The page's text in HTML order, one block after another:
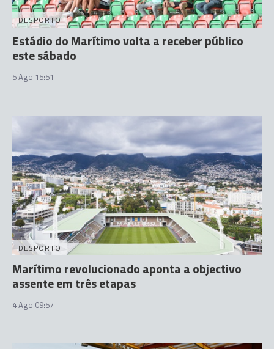
DESPORTO
Estádio do Marítimo volta a receber público
este sábado
5 Ago 15:51
DESPORTO
Marítimo revolucionado aponta a objectivo
assente em três etapas
4 Ago 09:57